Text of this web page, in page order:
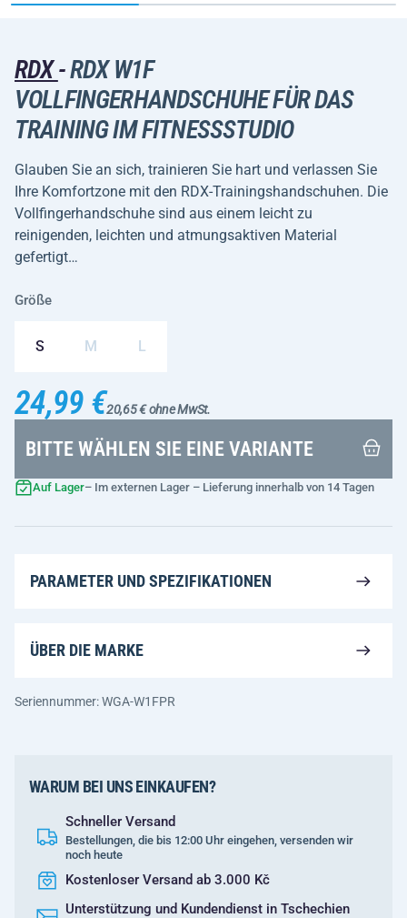
RDX-RDX W1F
VOLLFINGERHANDSCHUHE FÜR DAS
TRAINING IM FITNESSSTUDIO
Glauben Sie an sich, trainieren Sie hart und verlassen Sie
Ihre Komfortzone mit den RDX-Trainingshandschuhen. Die
Vollfingerhandschuhe sind aus einem leicht zu
reinigenden, leichten und atmungsaktiven Material
gefertigt…
Größe
S M L
24,99 €20,65 € ohne MwSt.
BITTE WÄHLEN SIE EINE VARIANTE
Auf Lager– Im externen Lager – Lieferung innerhalb von 14 Tagen
PARAMETER UND SPEZIFIKATIONEN
ÜBER DIE MARKE
Seriennummer: WGA-W1FPR
WARUM BEI UNS EINKAUFEN?
Schneller Versand
Bestellungen, die bis 12:00 Uhr eingehen, versenden wir
noch heute
Kostenloser Versand ab 3.000 Kč
Unterstützung und Kundendienst in Tschechien